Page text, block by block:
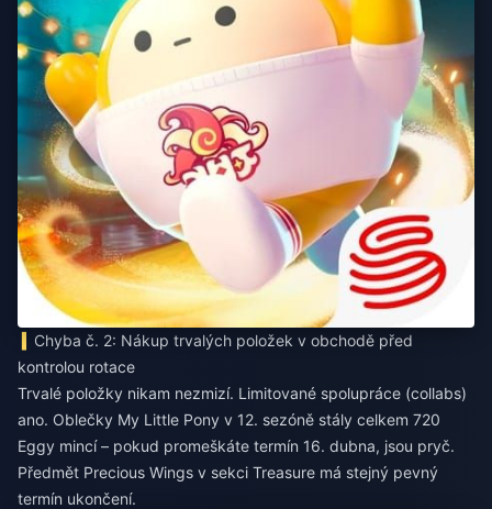
Chyba č. 2: Nákup trvalých položek v obchodě před
kontrolou rotace
Trvalé položky nikam nezmizí. Limitované spolupráce (collabs)
ano. Oblečky My Little Pony v 12. sezóně stály celkem 720
Eggy mincí – pokud promeškáte termín 16. dubna, jsou pryč.
Předmět Precious Wings v sekci Treasure má stejný pevný
termín ukončení.